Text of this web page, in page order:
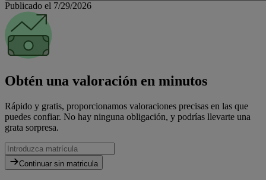
Publicado el 7/29/2026
Obtén una valoración en minutos
Rápido y gratis, proporcionamos valoraciones precisas en las que
puedes confiar. No hay ninguna obligación, y podrías llevarte una
grata sorpresa.
Continuar sin matricula